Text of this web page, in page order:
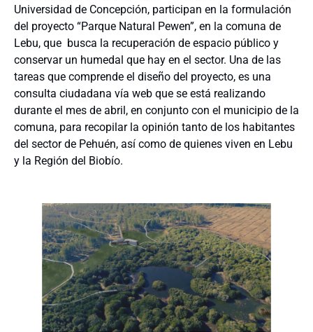
Universidad de Concepción, participan en la formulación
del proyecto “Parque Natural Pewen”, en la comuna de
Lebu, que busca la recuperación de espacio público y
conservar un humedal que hay en el sector. Una de las
tareas que comprende el diseño del proyecto, es una
consulta ciudadana vía web que se está realizando
durante el mes de abril, en conjunto con el municipio de la
comuna, para recopilar la opinión tanto de los habitantes
del sector de Pehuén, así como de quienes viven en Lebu
y la Región del Biobío.